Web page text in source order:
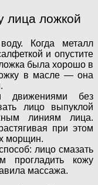
лица ложкой
Когда металл
и опустите
была хорошо в
в масле — она
движениями без
лицо выпуклой
линиям лица.
при этом
морщин.
лицо смазать
прогладить кожу
массажа.